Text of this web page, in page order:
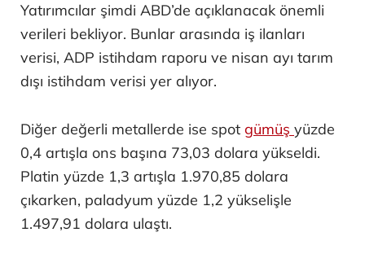
Yatırımcılar şimdi ABD’de açıklanacak önemli
verileri bekliyor. Bunlar arasında iş ilanları
verisi, ADP istihdam raporu ve nisan ayı tarım
dışı istihdam verisi yer alıyor.
Diğer değerli metallerde ise spot gümüş yüzde
0,4 artışla ons başına 73,03 dolara yükseldi.
Platin yüzde 1,3 artışla 1.970,85 dolara
çıkarken, paladyum yüzde 1,2 yükselişle
1.497,91 dolara ulaştı.